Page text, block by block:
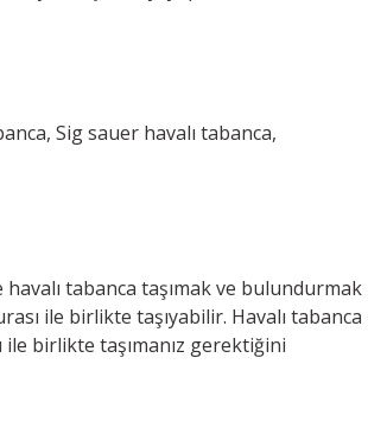
Sig sauer havalı tabanca,
havalı tabanca taşımak ve bulundurmak
ile birlikte taşıyabilir. Havalı tabanca
ile birlikte taşımanız gerektiğini